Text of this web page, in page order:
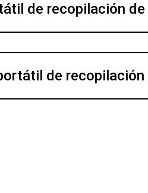
de recopilación
de